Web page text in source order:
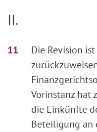
II.
Die Revision
Vorinstanz hat
die Einkünfte
Beteiligung an